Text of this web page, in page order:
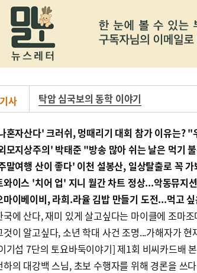
기사 탁암 심국보의 동학 이야기
혼자산다' 크러쉬, 멍때리기 대회 참가 이유는?
모지상주의' 박태준 "방송 많아 쉬는 날은 먹기
말여행 산이 좋다' 이천 설봉산, 일상탈출로 꼭
와이스 '치어 업' 지니 월간 차트 정상...악동뮤지
마이베이비, 라희.라율 김밥 만들기 도전...먹고
국에 산다, 재미 있게 살고싶다는 마이클에 조마조
것이 알고싶다, 소년 학대 사건 조명...가해자가 현
기섭 7단의 토요바둑이야기] 제1회 비씨카드배
하의 대강백 스님, 초보 수행자를 위해 경론을 쓰다